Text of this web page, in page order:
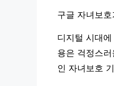
구글 자녀보
디지털 시대
용은 걱정스
인 자녀보호